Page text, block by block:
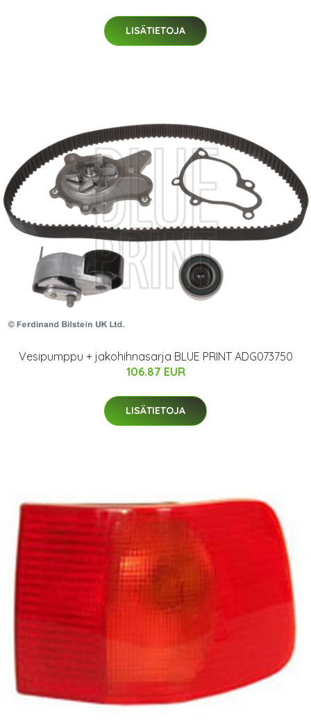
LISÄTIETOJA
Vesipumppu + jakohihnasarja BLUE PRINT ADG073750
106.87 EUR
LISÄTIETOJA